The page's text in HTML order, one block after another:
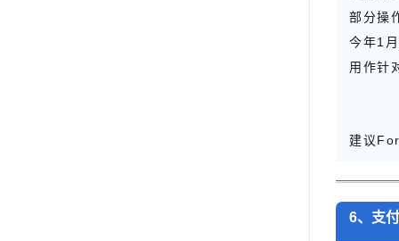
部分操
今年1
用作针
建议
6、支